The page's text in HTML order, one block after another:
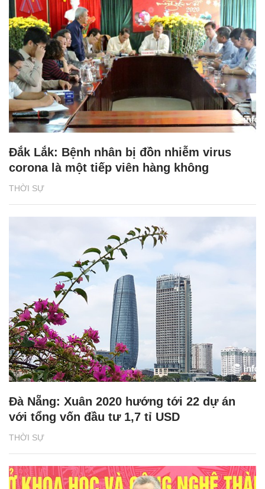
THỜI SỰ
Đắk Lắk: Bệnh nhân bị đồn nhiễm virus
corona là một tiếp viên hàng không
THỜI SỰ
Đà Nẵng: Xuân 2020 hướng tới 22 dự án
với tổng vốn đầu tư 1,7 tỉ USD